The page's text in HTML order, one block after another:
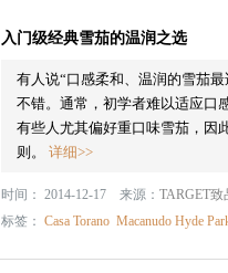
入门级经典雪茄的温润之选
有人说“口感柔和、温润的雪茄
不错。通常，初学者难以适应口
有些人尤其偏好重口味雪茄，因
则。 详细>>
时间： 2014-12-17 来源： TARGET致
标签： Casa Torano Macanudo Hyde